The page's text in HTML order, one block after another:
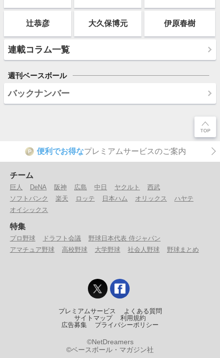
辻恭彦 大久保博元 伊原春樹
連載コラム一覧
週刊ベースボール
バックナンバー
P 便利でお得なプレミアムサービスのご案内
チーム
巨人 DeNA 阪神 広島 中日 ヤクルト
西武
ソフトバンク
楽天 ロッテ 日本ハム オリックス
ハヤテ
オイシックス
特集
プロ野球 ドラフト会議
野球日本代表 侍ジャパン
アマチュア野球
高校野球 大学野球 社会人野球 野球まとめ
プレミアムサービス
よくある質問
サイトマップ
利用規約
広告募集
プライバシーポリシー
©NetDreamers
©ベースボール・マガジン社